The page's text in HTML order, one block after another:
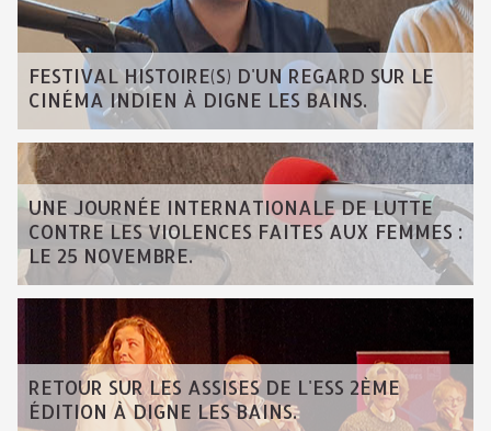
FESTIVAL HISTOIRE(S) D'UN REGARD SUR LE
CINÉMA INDIEN À DIGNE LES BAINS.
UNE JOURNÉE INTERNATIONALE DE LUTTE
CONTRE LES VIOLENCES FAITES AUX FEMMES :
LE 25 NOVEMBRE.
RETOUR SUR LES ASSISES DE L'ESS 2ÈME
ÉDITION À DIGNE LES BAINS.